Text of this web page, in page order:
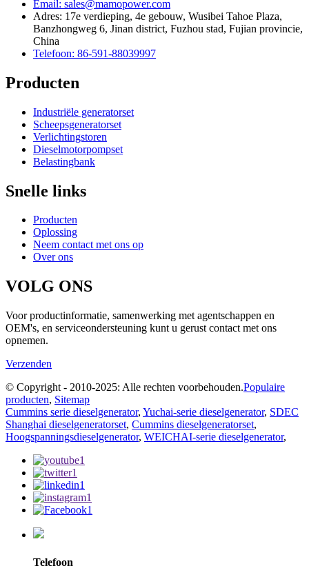
Email: sales@mamopower.com
Adres: 17e verdieping, 4e gebouw, Wusibei Tahoe Plaza,
Banzhongweg 6, Jinan district, Fuzhou stad, Fujian provincie,
China
Telefoon: 86-591-88039997
Producten
Industriële generatorset
Scheepsgeneratorset
Verlichtingstoren
Dieselmotorpompset
Belastingbank
Snelle links
Producten
Oplossing
Neem contact met ons op
Over ons
VOLG ONS
Voor productinformatie, samenwerking met agentschappen en
OEM's, en serviceondersteuning kunt u gerust contact met ons
opnemen.
Verzenden
© Copyright - 2010-2025: Alle rechten voorbehouden.Populaire
producten, Sitemap
Cummins serie dieselgenerator, Yuchai-serie dieselgenerator, SDEC
Shanghai dieselgeneratorset, Cummins dieselgeneratorset,
Hoogspanningsdieselgenerator, WEICHAI-serie dieselgenerator,
Telefoon